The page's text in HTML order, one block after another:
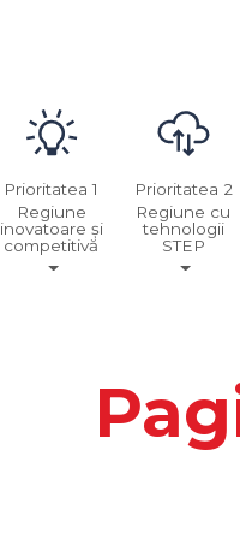
Prioritatea 1
Regiune
inovatoare și
competitivă
Prioritatea 2
Regiune cu
tehnologii
STEP